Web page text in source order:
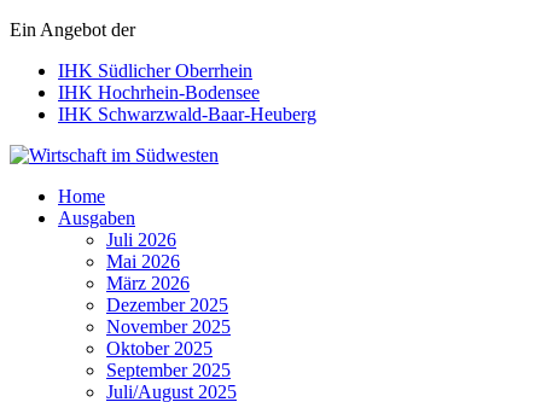
Ein Angebot der
IHK Südlicher Oberrhein
IHK Hochrhein-Bodensee
IHK Schwarzwald-Baar-Heuberg
Wirtschaft im Südwesten
Home
Ausgaben
Juli 2026
Mai 2026
März 2026
Dezember 2025
November 2025
Oktober 2025
September 2025
Juli/August 2025